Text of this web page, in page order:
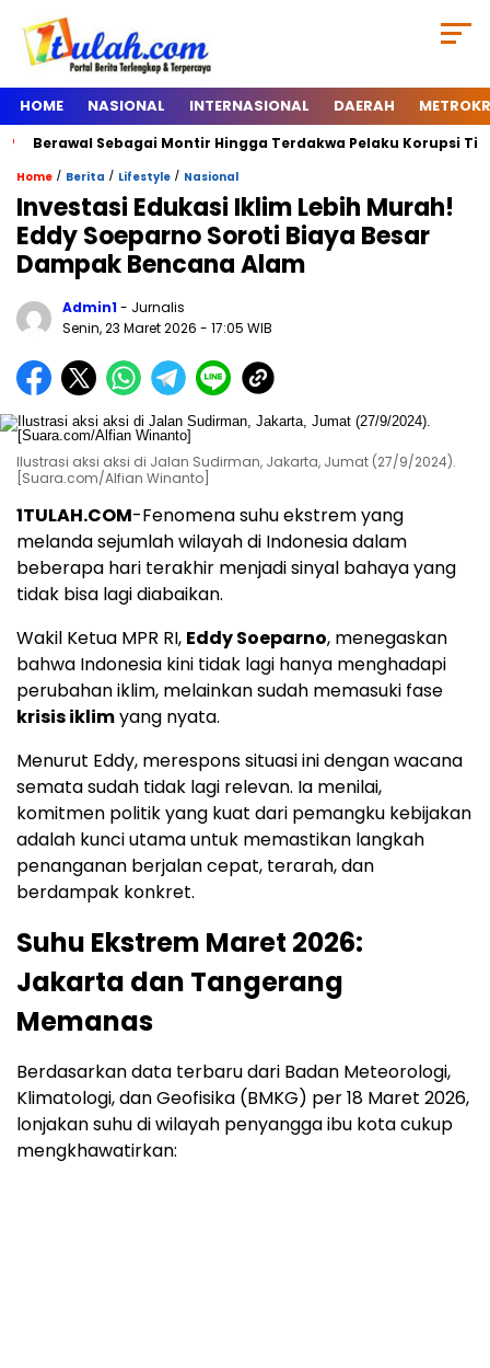
HOME NASIONAL INTERNASIONAL DAERAH
Sebagai Montir Hingga Terdakwa Pelaku Korupsi Timah,
Home / Berita / Lifestyle / Nasional
Investasi Edukasi Iklim Lebih Murah!
Eddy Soeparno Soroti Biaya Besar
Dampak Bencana Alam
Admin1- Jurnalis
Senin, 23 Maret 2026 - 17:05 WIB
Ilustrasi aksi aksi di Jalan Sudirman, Jakarta, Jumat (27/9/2024).
[Suara.com/Alfian Winanto]
1TULAH.COM-Fenomena suhu ekstrem yang
melanda sejumlah wilayah di Indonesia dalam
beberapa hari terakhir menjadi sinyal bahaya yang
tidak bisa lagi diabaikan.
Wakil Ketua MPR RI, Eddy Soeparno, menegaskan
bahwa Indonesia kini tidak lagi hanya menghadapi
perubahan iklim, melainkan sudah memasuki fase
krisis iklimyang nyata.
Menurut Eddy, merespons situasi ini dengan wacana
semata sudah tidak lagi relevan. Ia menilai,
komitmen politik yang kuat dari pemangku kebijakan
adalah kunci utama untuk memastikan langkah
penanganan berjalan cepat, terarah, dan
berdampak konkret.
Suhu Ekstrem Maret 2026:
Jakarta dan Tangerang
Memanas
Berdasarkan data terbaru dari Badan Meteorologi,
Klimatologi, dan Geofisika (BMKG) per 18 Maret 2026,
lonjakan suhu di wilayah penyangga ibu kota cukup
mengkhawatirkan: